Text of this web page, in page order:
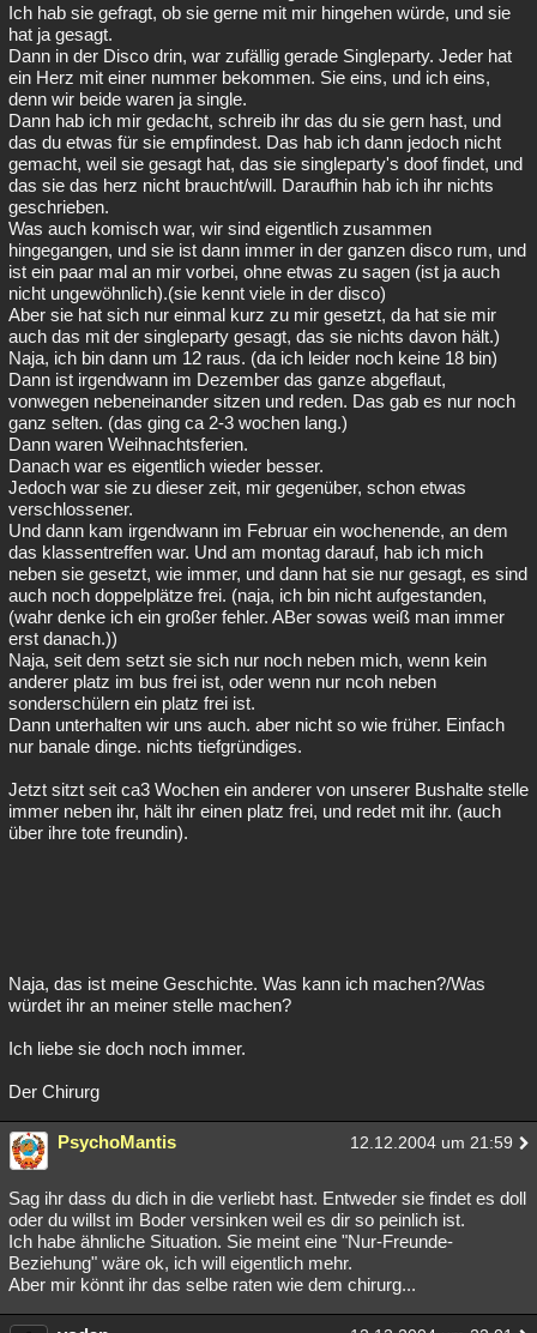
Ich hab sie gefragt, ob sie gerne mit mir hingehen würde, und sie
hat ja gesagt.
Dann in der Disco drin, war zufällig gerade Singleparty. Jeder hat
ein Herz mit einer nummer bekommen. Sie eins, und ich eins,
denn wir beide waren ja single.
Dann hab ich mir gedacht, schreib ihr das du sie gern hast, und
das du etwas für sie empfindest. Das hab ich dann jedoch nicht
gemacht, weil sie gesagt hat, das sie singleparty's doof findet, und
das sie das herz nicht braucht/will. Daraufhin hab ich ihr nichts
geschrieben.
Was auch komisch war, wir sind eigentlich zusammen
hingegangen, und sie ist dann immer in der ganzen disco rum, und
ist ein paar mal an mir vorbei, ohne etwas zu sagen (ist ja auch
nicht ungewöhnlich).(sie kennt viele in der disco)
Aber sie hat sich nur einmal kurz zu mir gesetzt, da hat sie mir
auch das mit der singleparty gesagt, das sie nichts davon hält.)
Naja, ich bin dann um 12 raus. (da ich leider noch keine 18 bin)
Dann ist irgendwann im Dezember das ganze abgeflaut,
vonwegen nebeneinander sitzen und reden. Das gab es nur noch
ganz selten. (das ging ca 2-3 wochen lang.)
Dann waren Weihnachtsferien.
Danach war es eigentlich wieder besser.
Jedoch war sie zu dieser zeit, mir gegenüber, schon etwas
verschlossener.
Und dann kam irgendwann im Februar ein wochenende, an dem
das klassentreffen war. Und am montag darauf, hab ich mich
neben sie gesetzt, wie immer, und dann hat sie nur gesagt, es sind
auch noch doppelplätze frei. (naja, ich bin nicht aufgestanden,
(wahr denke ich ein großer fehler. ABer sowas weiß man immer
erst danach.))
Naja, seit dem setzt sie sich nur noch neben mich, wenn kein
anderer platz im bus frei ist, oder wenn nur ncoh neben
sonderschülern ein platz frei ist.
Dann unterhalten wir uns auch. aber nicht so wie früher. Einfach
nur banale dinge. nichts tiefgründiges.
Jetzt sitzt seit ca3 Wochen ein anderer von unserer Bushalte stelle
immer neben ihr, hält ihr einen platz frei, und redet mit ihr. (auch
über ihre tote freundin).
Naja, das ist meine Geschichte. Was kann ich machen?/Was
würdet ihr an meiner stelle machen?
Ich liebe sie doch noch immer.
Der Chirurg
PsychoMantis 12.12.2004 um 21:59
Sag ihr dass du dich in die verliebt hast. Entweder sie findet es doll
oder du willst im Boder versinken weil es dir so peinlich ist.
Ich habe ähnliche Situation. Sie meint eine "Nur-Freunde-
Beziehung" wäre ok, ich will eigentlich mehr.
Aber mir könnt ihr das selbe raten wie dem chirurg...